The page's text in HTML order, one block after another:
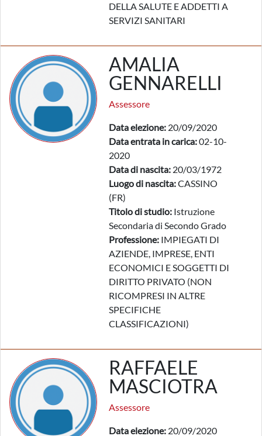
DELLA SALUTE E ADDETTI A
SERVIZI SANITARI
AMALIA
GENNARELLI
Assessore
Data elezione: 20/09/2020
Data entrata in carica:02-10-
2020
Data di nascita: 20/03/1972
Luogo di nascita:CASSINO
(FR)
Titolo di studio: Istruzione
Secondaria di Secondo Grado
Professione: IMPIEGATI DI
AZIENDE, IMPRESE, ENTI
ECONOMICI E SOGGETTI DI
DIRITTO PRIVATO (NON
RICOMPRESI IN ALTRE
SPECIFICHE
CLASSIFICAZIONI)
RAFFAELE
MASCIOTRA
Assessore
Data elezione: 20/09/2020